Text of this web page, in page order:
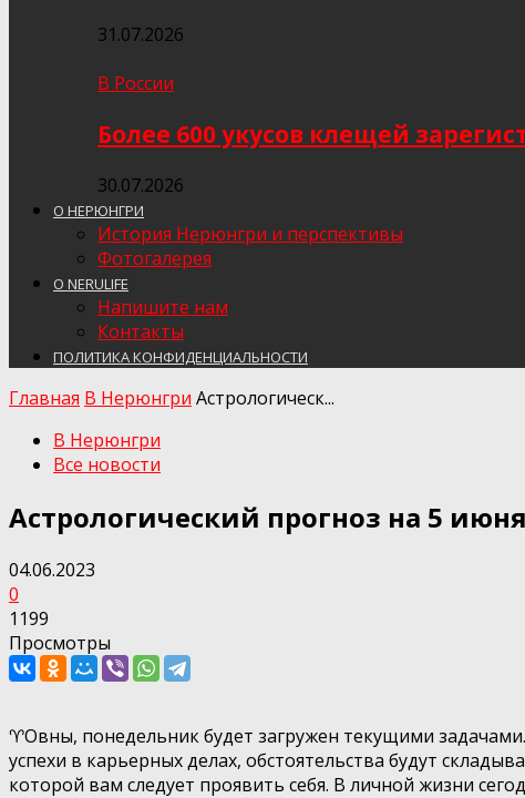
31.07.2026
В России
Более 600 укусов клещей
30.07.2026
О НЕРЮНГРИ
История Нерюнгри и перспективы
Фотогалерея
О NERULIFE
Напишите нам
Контакты
ПОЛИТИКА КОНФИДЕНЦИАЛЬНОСТИ
Главная В Нерюнгри Астрологическ...
В Нерюнгри
Все новости
Астрологический прогноз на 5
04.06.2023
0
1199
Просмотры
♈️Овны, понедельник будет загружен текущими
успехи в карьерных делах, обстоятельства будут
которой вам следует проявить себя. В личной жизни